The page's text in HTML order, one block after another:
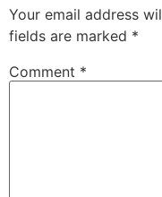
Your email address
fields are marked *
Comment *